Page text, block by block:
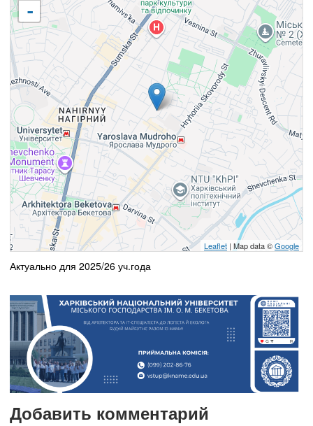
-
Leaflet | Map data ©Google
Актуально для 2025/26 уч.года
Добавить комментарий